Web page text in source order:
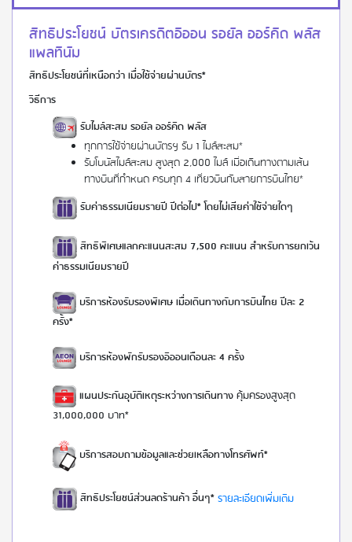
สิทธิประโยชน์ บัตรเครดิตอิออน รอยัล ออร์คิด พลัส
แพลทินัม
สิทธิประโยชน์ที่เหนือกว่า เมื่อใช้จ่ายผ่านบัตร*
วิธีการ
รับไมล์สะสม รอยัล ออร์คิด พลัส
ทุกการใช้จ่ายผ่านบัตรฯ รับ 1 ไมล์สะสม*
รับโบนัสไมล์สะสม สูงสุด 2,000 ไมล์ เมื่อเดินทางตามเส้น
ทางบินที่กำหนด ครบทุก 4 เที่ยวบินกับสายการบินไทย*
รับค่าธรรมเนียมรายปี ปีต่อไป* โดยไม่เสียค่าใช้จ่ายใดๆ
สิทธิพิเศษแลกคะแนนสะสม 7,500 คะแนน สำหรับการยกเว้น
ค่าธรรมเนียมรายปี
บริการห้องรับรองพิเศษ เมื่อเดินทางกับการบินไทย ปีละ 2
ครั้ง*
บริการห้องพักรับรองอิออนเดือนละ 4 ครั้ง
แผนประกันอุบัติเหตุระหว่างการเดินทางคุ้มครองสูงสุด
31,000,000 บาท*
บริการสอบถามข้อมูลและช่วยเหลือทางโทรศัพท์*
สิทธิประโยชน์ส่วนลดร้านค้า อื่นๆ* รายละเอียดเพิ่มเติม